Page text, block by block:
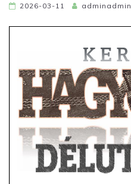
2026-03-11 adminadmin